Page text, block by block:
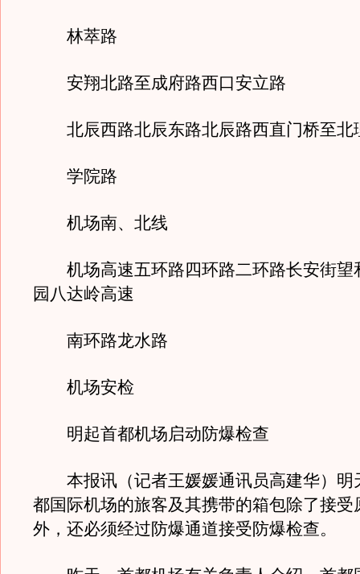
林萃路
安翔北路至成府路西口安立路
北辰西路北辰东路北辰路西直门桥至北
学院路
机场南、北线
机场高速五环路四环路二环路长安街望
园八达岭高速
南环路龙水路
机场安检
明起首都机场启动防爆检查
本报讯（记者王媛媛通讯员高建华）明
都国际机场的旅客及其携带的箱包除了接受
外，还必须经过防爆通道接受防爆检查。